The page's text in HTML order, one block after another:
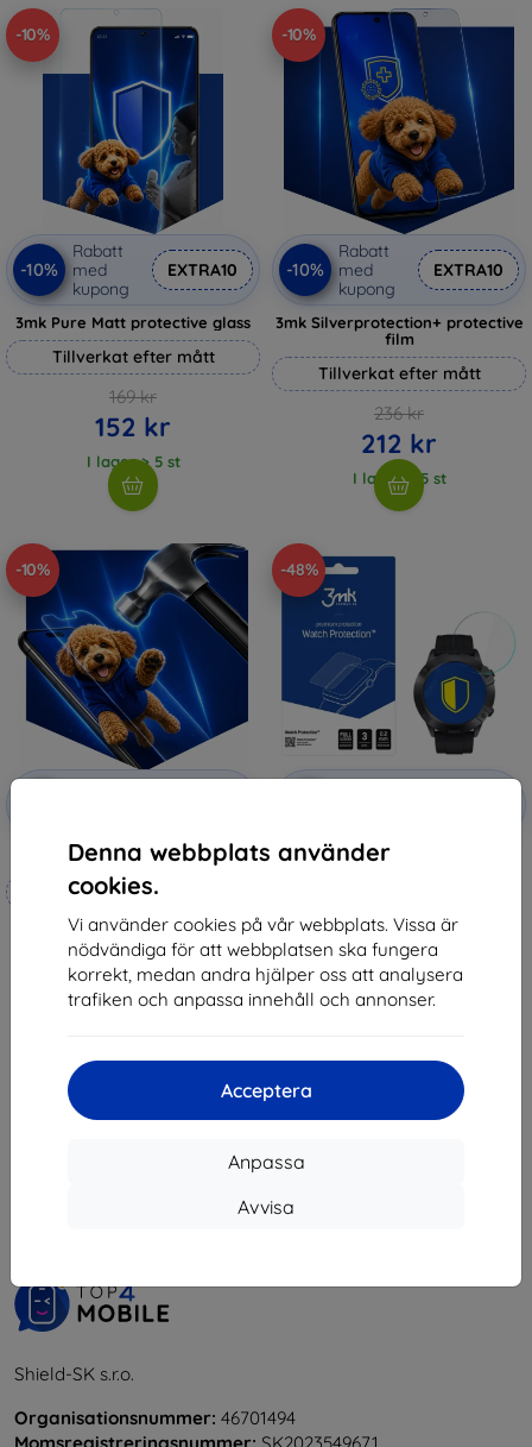
Denna webbplats använder
cookies.
Vi använder cookies på vår webbplats. Vissa är
nödvändiga för att webbplatsen ska fungera
korrekt, medan andra hjälper oss att analysera
trafiken och anpassa innehåll och annonser.
Acceptera
Anpassa
Avvisa
-10%
-10%
Rabatt
med
kupong
EXTRA10
3mk Pure Matt protective glass
Tillverkat efter mått
169 kr
152 kr
I lager > 5 st
-10%
-10%
Rabatt
med
kupong
EXTRA10
3mk Silverprotection+ protective
film
Tillverkat efter mått
236 kr
212 kr
I lager > 5 st
-10%
Rabatt
3mk Hammer protective film
Tillverkat efter mått
247 kr
222 kr
I lager 4 st
-48%
Rabatt
3MK FlexibleGlass Cubot N1
89 kr
Sista varan i lager
Shield-SK s.r.o.
Organisationsnummer: 46701494
Momsregistreringsnummer: SK2023549671